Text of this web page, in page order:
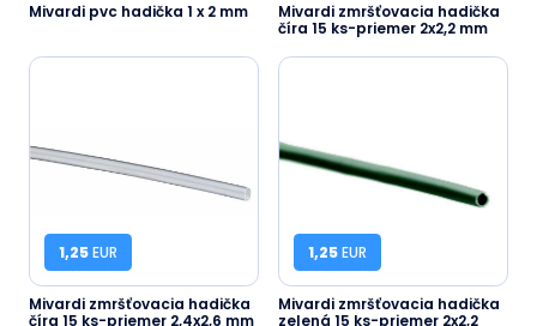
Mivardi pvc hadička 1 x 2 mm
Mivardi zmršťovacia hadička
číra 15 ks-priemer 2x2,2 mm
1,25EUR
Mivardi zmršťovacia hadička
číra 15 ks-priemer 2,4x2,6 mm
1,25EUR
Mivardi zmršťovacia hadička
zelená 15 ks-priemer 2x2,2